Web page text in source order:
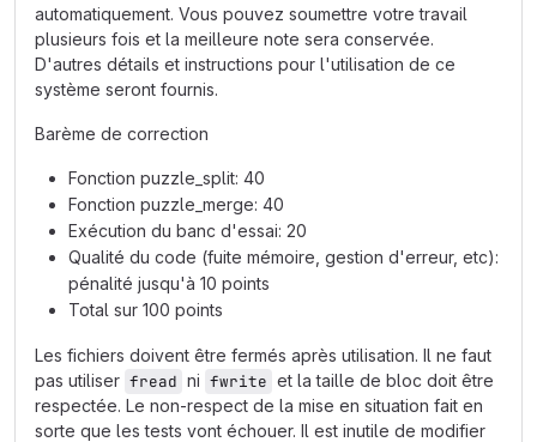
automatiquement. Vous pouvez soumettre votre travail
plusieurs fois et la meilleure note sera conservée.
D'autres détails et instructions pour l'utilisation de ce
système seront fournis.
Barème de correction
Fonction puzzle_split: 40
Fonction puzzle_merge: 40
Exécution du banc d'essai: 20
Qualité du code (fuite mémoire, gestion d'erreur, etc):
pénalité jusqu'à 10 points
Total sur 100 points
Les fichiers doivent être fermés après utilisation. Il ne faut
pas utiliser fread ni fwrite et la taille de bloc doit être
respectée. Le non-respect de la mise en situation fait en
sorte que les tests vont échouer. Il est inutile de modifier